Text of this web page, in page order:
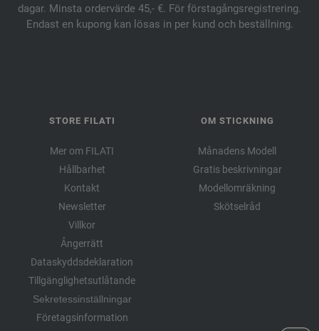
dagar. Minsta ordervärde 45,- €. För förstagångsregistrering.
Endast en kupong kan lösas in per kund och beställning.
STORE FILATI
Mer om FILATI
Hållbarhet
Kontakt
Newsletter
Villkor
Ångerrätt
Dataskyddsdeklaration
Tillgänglighetsutlåtande
Sekretessinställningar
Företagsinformation
OM STICKNING
Månadens Modell
Gratis beskrivningar
Modellomräkning
Skötselråd